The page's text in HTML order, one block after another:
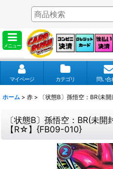
メニュー
マイページ カテゴリ 問い合
ホーム > 赤 > 〔状態B〕孫悟空：BR(未
〔状態B〕孫悟空：BR(未
【R☆】{FB09-010}